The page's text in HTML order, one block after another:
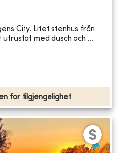
City. Litet stenhus från
med dusch och ...
for tilgjengelighet